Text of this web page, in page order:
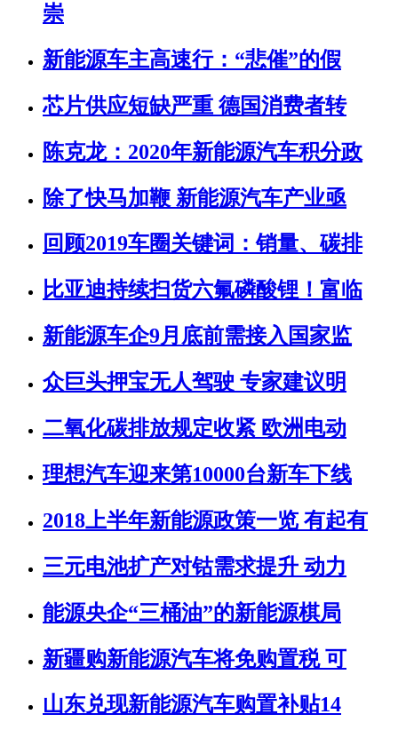
崇
新能源车主高速行：“悲催”的假
芯片供应短缺严重 德国消费者转
陈克龙：2020年新能源汽车积分政
除了快马加鞭 新能源汽车产业亟
回顾2019车圈关键词：销量、碳排
比亚迪持续扫货六氟磷酸锂！富临
新能源车企9月底前需接入国家监
众巨头押宝无人驾驶 专家建议明
二氧化碳排放规定收紧 欧洲电动
理想汽车迎来第10000台新车下线
2018上半年新能源政策一览 有起有
三元电池扩产对钴需求提升 动力
能源央企“三桶油”的新能源棋局
新疆购新能源汽车将免购置税 可
山东兑现新能源汽车购置补贴14